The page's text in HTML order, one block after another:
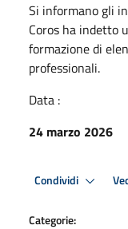
Si informano gli
Coros ha indetto
formazione di
professionali.
Data :
24 marzo 2026
Condividi
Categorie: